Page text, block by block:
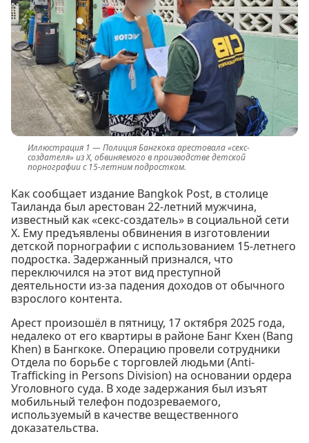
Полиция Бангкока арестовала «секс-
создателя» из X, обвиняемого в производстве детской
порнографии с 15-летним подростком.
Как сообщает издание Bangkok Post, в столице
Таиланда был арестован 22-летний мужчина,
известный как «секс-создатель» в социальной сети
X. Ему предъявлены обвинения в изготовлении
детской порнографии с использованием 15-летнего
подростка. Задержанный признался, что
переключился на этот вид преступной
деятельности из-за падения доходов от обычного
взрослого контента.
Арест произошёл в пятницу, 17 октября 2025 года,
недалеко от его квартиры в районе Банг Кхен (Bang
Khen) в Бангкоке. Операцию провели сотрудники
Отдела по борьбе с торговлей людьми (Anti-
Trafficking in Persons Division) на основании ордера
Уголовного суда. В ходе задержания был изъят
мобильный телефон подозреваемого,
используемый в качестве вещественного
доказательства.